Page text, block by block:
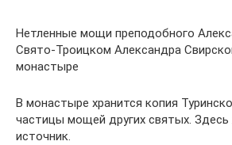
Нетленные мощи преподобного
Свято-Троицком Александра
монастыре
В монастыре хранится копия
частицы мощей других святых.
источник.